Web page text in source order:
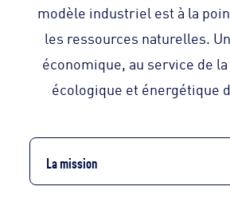
modèle industriel est à la
les ressources naturelles.
économique, au service de
écologique et énergétique
La mission